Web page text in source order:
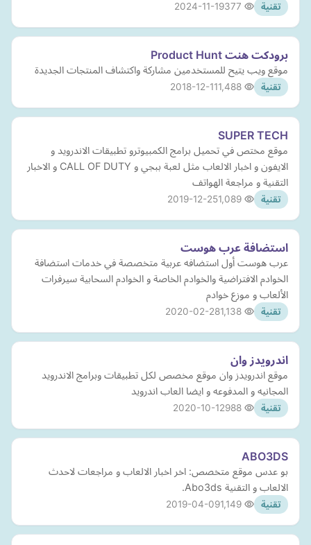
تقنية 2024-11-19
برودكت هنت Product Hunt
موقع ويب يتيح للمستخدمين مشاركة واكتشاف المنتجات الجديدة
تقنية 2018-12-11
SUPER TECH
موقع مختص في تحميل برامج الكمبيوترو تطبيقات الاندرويد و
الايفون و اخبار الالعاب مثل لعبة ببجي و CALL OF DUTY و الاخبار
التقنية و مراجعة الهواتف
تقنية 2019-12-25
استضافة عرب هوست
عرب هوست أول استضافه عربية متخصصة في خدمات استضافة
الخوادم الافتراضية والخوادم الخاصة و الخوادم السحابية سيرفرات
الألعاب و موزع خوادم
تقنية 2020-02-28
اندرويدز وان
موقع اندرويدز وان موقع مخصص لكل تطبيقات وبرامج الاندرويد
المجانيه و المدفوعه و ايضا العاب اندرويد
تقنية 2020-10-12
ABO3DS
بو عدس موقع متخصص: اخر اخبار الالعاب و مراجعات لاحدث
الالعاب و التقنية Abo3ds.
تقنية 2019-04-09